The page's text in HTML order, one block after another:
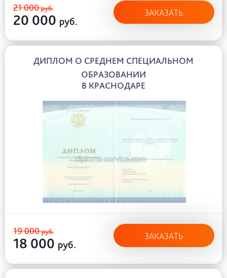
21 000руб.
20 000 руб.
ЗАКАЗАТЬ
ДИПЛОМ О СРЕДНЕМ СПЕЦИАЛЬНОМ
ОБРАЗОВАНИИ
В КРАСНОДАРЕ
19 000руб.
18 000 руб.
ЗАКАЗАТЬ